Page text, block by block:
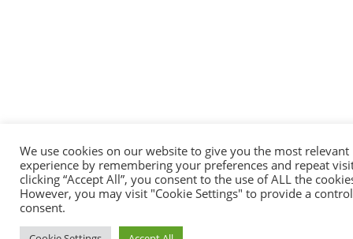
We use cookies on our website to give you the most relevant
experience by remembering your preferences and repeat
clicking “Accept All”, you consent to the use of ALL the
However, you may visit "Cookie Settings" to provide a
consent.